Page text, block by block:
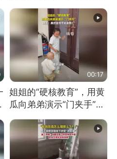
称是人为原因，从未见过
洗衣机自爆
00:17
姐姐的“硬核教育”，用黄
瓜向弟弟演示“门夹手”，
网友：果然言传不如身
教！